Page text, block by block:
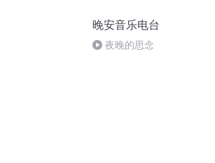
晚安音乐电台
夜晚的思念